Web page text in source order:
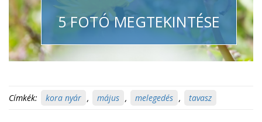
5 FOTÓ MEGTEKINTÉSE
Címkék: kora nyár , május , melegedés , tavasz